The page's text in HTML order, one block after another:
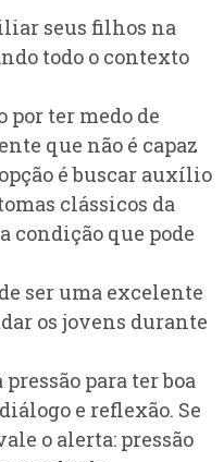
seus filhos na
todo o contexto
por ter medo de
que não é capaz
é buscar auxílio
clássicos da
condição que pode
ser uma excelente
os jovens durante
pressão para ter boa
e reflexão. Se
o alerta: pressão